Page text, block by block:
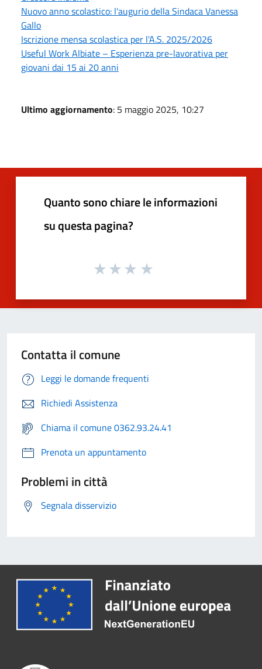
Nuovo anno scolastico: l'augurio della Sindaca Vanessa
Gallo
Iscrizione mensa scolastica per l'A.S. 2025/2026
Useful Work Albiate – Esperienza pre-lavorativa per
giovani dai 15 ai 20 anni
Ultimo aggiornamento: 5 maggio 2025, 10:27
Quanto sono chiare le informazioni
su questa pagina?
Contatta il comune
Leggi le domande frequenti
Richiedi Assistenza
Chiama il comune 0362.93.24.41
Prenota un appuntamento
Problemi in città
Segnala disservizio